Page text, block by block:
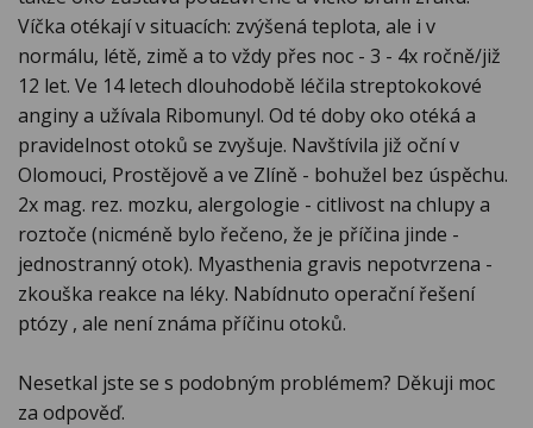
Víčka otékají v situacích: zvýšená teplota, ale i v
normálu, létě, zimě a to vždy přes noc - 3 - 4x ročně/již
12 let. Ve 14 letech dlouhodobě léčila streptokokové
anginy a užívala Ribomunyl. Od té doby oko otéká a
pravidelnost otoků se zvyšuje. Navštívila již oční v
Olomouci, Prostějově a ve Zlíně - bohužel bez úspěchu.
2x mag. rez. mozku, alergologie - citlivost na chlupy a
roztoče (nicméně bylo řečeno, že je příčina jinde -
jednostranný otok). Myasthenia gravis nepotvrzena -
zkouška reakce na léky. Nabídnuto operační řešení
ptózy , ale není známa příčinu otoků.
Nesetkal jste se s podobným problémem? Děkuji moc
za odpověď.